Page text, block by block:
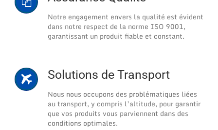
Notre engagement envers la qualité est évident
dans notre respect de la norme ISO 9001,
garantissant un produit fiable et constant.
Solutions de Transport
Nous nous occupons des problématiques liées
au transport, y compris l’altitude, pour garantir
que vos produits vous parviennent dans des
conditions optimales.